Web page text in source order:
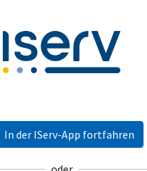
In der IServ-App fortfahren